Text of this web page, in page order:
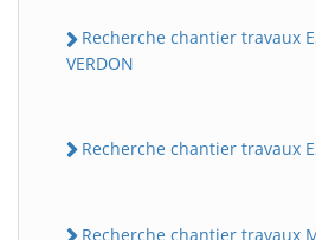
Recherche chantier travaux
VERDON
Recherche chantier travaux
Recherche chantier travaux